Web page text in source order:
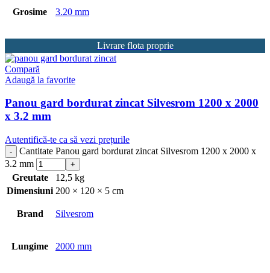
Grosime 3.20 mm
Livrare flota proprie
Compară
Adaugă la favorite
Panou gard bordurat zincat Silvesrom 1200 x 2000
x 3.2 mm
Autentifică-te ca să vezi prețurile
Cantitate Panou gard bordurat zincat Silvesrom 1200 x 2000 x
3.2 mm
Greutate
12,5 kg
Dimensiuni 200 × 120 × 5 cm
Brand Silvesrom
Lungime 2000 mm